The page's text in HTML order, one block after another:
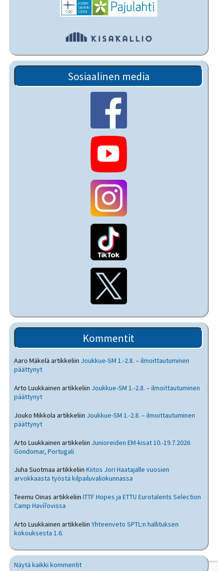
Sosiaalinen media
Kommentit
Aaro Mäkelä artikkeliin Joukkue-SM 1.-2.8. – ilmoittautuminen
päättynyt
Arto Luukkainen artikkeliin Joukkue-SM 1.-2.8. – ilmoittautuminen
päättynyt
Jouko Mikkola artikkeliin Joukkue-SM 1.-2.8. – ilmoittautuminen
päättynyt
Arto Luukkainen artikkeliin Junioreiden EM-kisat 10.-19.7.2026
Gondomar, Portugali
Juha Suotmaa artikkeliinKiitos Jori Haatajalle vuosien
arvokkaasta työstä kilpailuvaliokunnassa
Teemu Oinas artikkeliinITTF Hopes ja ETTU Eurotalents Selection
Camp Havířovissa
Arto Luukkainen artikkeliinYhteenveto SPTL:n hallituksen
kokouksesta 1.6.
Näytä kaikki kommentit